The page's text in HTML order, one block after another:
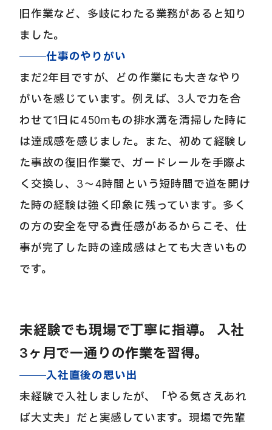
旧作業など、多岐にわたる業務があると知り
ました。
仕事のやりがい
まだ2年目ですが、どの作業にも大きなやり
がいを感じています。例えば、3人で力を合
わせて1日に450mもの排水溝を清掃した時に
は達成感を感じました。また、初めて経験し
た事故の復旧作業で、ガードレールを手際よ
く交換し、3〜4時間という短時間で道を開け
た時の経験は強く印象に残っています。多く
の方の安全を守る責任感があるからこそ、仕
事が完了した時の達成感はとても大きいもの
です。
未経験でも現場で丁寧に指導。
入社
3ヶ月で一通りの作業を習得。
入社直後の思い出
未経験で入社しましたが、「やる気さえあれ
ば大丈夫」だと実感しています。現場で先輩